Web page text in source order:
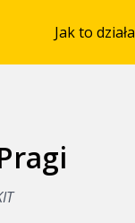
Jak to działa
parkowania z